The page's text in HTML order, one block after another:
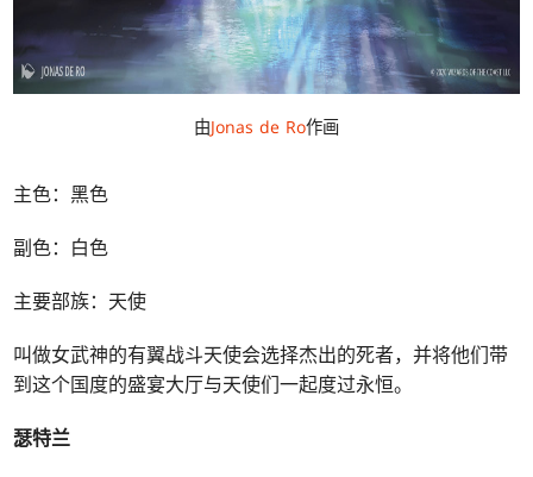
由Jonas de Ro作画
主色：黑色
副色：白色
主要部族：天使
叫做女武神的有翼战斗天使会选择杰出的死者，并将他们带
到这个国度的盛宴大厅与天使们一起度过永恒。
瑟特兰